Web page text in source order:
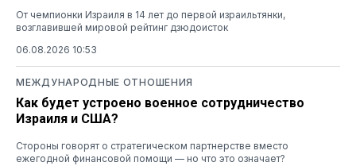
От чемпионки Израиля в 14 лет до первой израильтянки,
возглавившей мировой рейтинг дзюдоисток
06.08.2026 10:53
МЕЖДУНАРОДНЫЕ ОТНОШЕНИЯ
Как будет устроено военное сотрудничество
Израиля и США?
Стороны говорят о стратегическом партнерстве вместо
ежегодной финансовой помощи — но что это означает?